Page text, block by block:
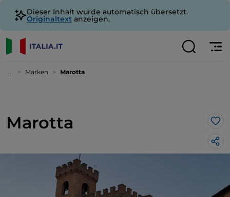
Dieser Inhalt wurde automatisch übersetzt.
Originaltext anzeigen.
... Marken Marotta
Marotta